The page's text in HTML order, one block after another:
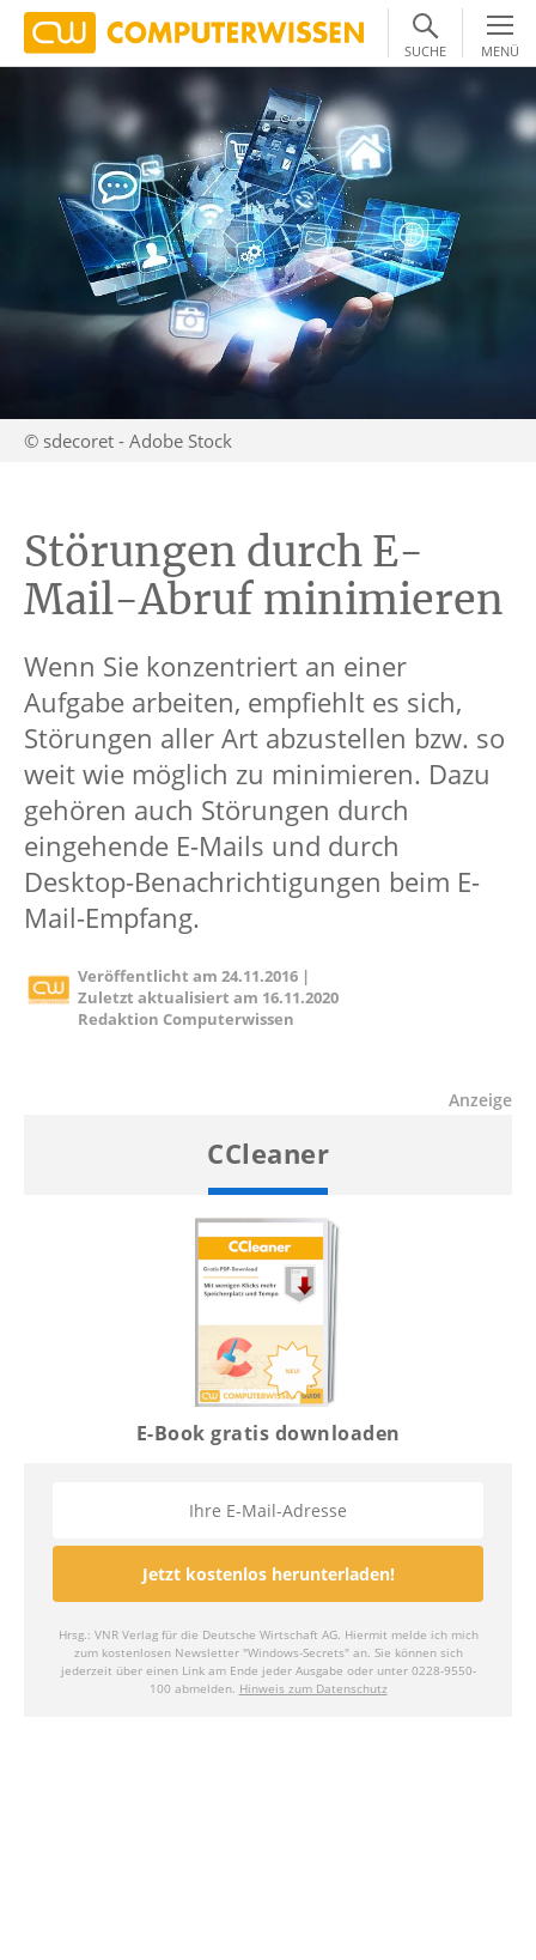
SUCHE MENÜ
© sdecoret - Adobe Stock
Störungen durch E-
Mail-Abruf minimieren
Wenn Sie konzentriert an einer
Aufgabe arbeiten, empfiehlt es sich,
Störungen aller Art abzustellen bzw. so
weit wie möglich zu minimieren. Dazu
gehören auch Störungen durch
eingehende E-Mails und durch
Desktop-Benachrichtigungen beim E-
Mail-Empfang.
Veröffentlicht am24.11.2016 |
Zuletzt aktualisiert am 16.11.2020
Redaktion Computerwissen